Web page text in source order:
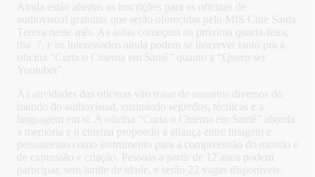
Ainda estão abertas as inscrições para as oficinas de
audiovisual gratuitas que serão oferecidas pelo MIS Cine Santa
Tereza neste mês. As aulas começam na próxima quarta-feira,
dia 7, e os interessados ainda podem se inscrever tanto pra a
oficina “Curta o Cinema em Santê” quanto a “Quero ser
Youtuber”.
As atividades das oficinas vão tratar de assuntos diversos do
mundo do audiovisual, ensinando segredos, técnicas e a
linguagem em si. A oficina “Curta o Cinema em Santê” aborda
a memória e o cinema propondo a aliança entre imagem e
pensamento como instrumento para a compreensão do mundo e
de expressão e criação. Pessoas a partir de 12 anos podem
participar, sem limite de idade, e serão 22 vagas disponíveis.